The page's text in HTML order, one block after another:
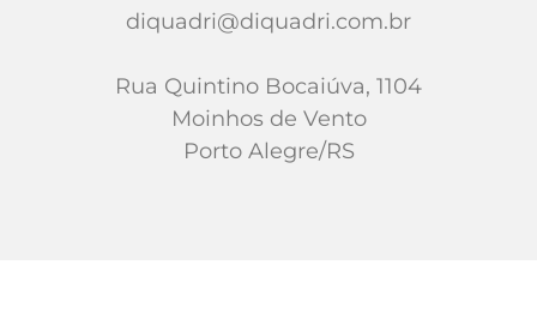
diquadri@diquadri.com.br
Rua Quintino Bocaiúva, 1104
Moinhos de Vento
Porto Alegre/RS